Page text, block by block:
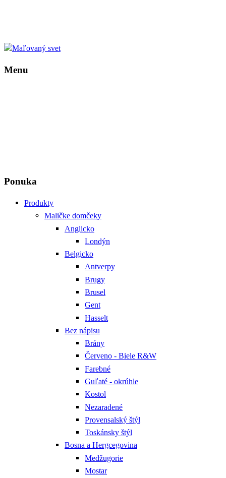
Menu
Ponuka
Produkty
Maličke domčeky
Anglicko
Londýn
Belgicko
Antverpy
Brugy
Brusel
Gent
Hasselt
Bez nápisu
Brány
Červeno - Biele R&W
Farebné
Guľaté - okrúhle
Kostol
Nezaradené
Provensalský štýl
Toskánsky štýl
Bosna a Hergcegovina
Medžugorie
Mostar